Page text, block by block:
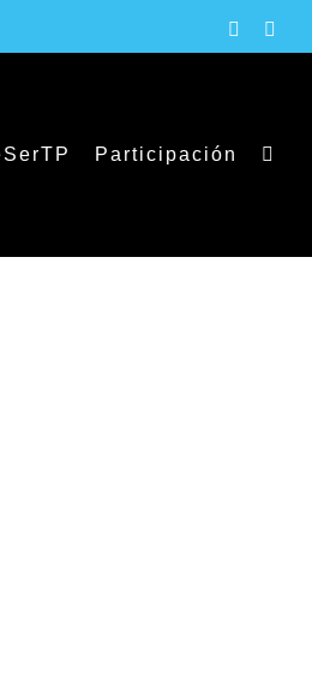
Facebook
Participación